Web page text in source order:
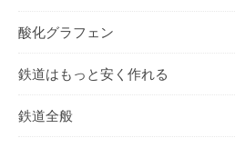
酸化グラフェン
鉄道はもっと安く作れる
鉄道全般